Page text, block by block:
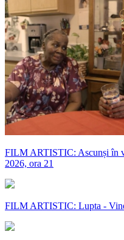
FILM ARTISTIC: Ascunși în
2026, ora 21
FILM ARTISTIC: Lupta -